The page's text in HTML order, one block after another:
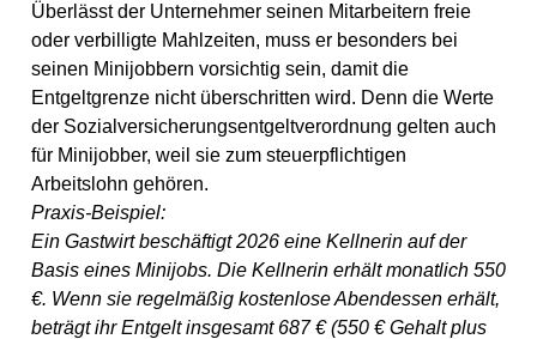
Überlässt der Unternehmer seinen Mitarbeitern freie
oder verbilligte Mahlzeiten, muss er besonders bei
seinen Minijobbern vorsichtig sein, damit die
Entgeltgrenze nicht überschritten wird. Denn die Werte
der Sozialversicherungsentgeltverordnung gelten auch
für Minijobber, weil sie zum steuerpflichtigen
Arbeitslohn gehören.
Praxis-Beispiel:
Ein Gastwirt beschäftigt 2026 eine Kellnerin auf der
Basis eines Minijobs. Die Kellnerin erhält monatlich 550
€. Wenn sie regelmäßig kostenlose Abendessen erhält,
beträgt ihr Entgelt insgesamt 687 € (550 € Gehalt plus